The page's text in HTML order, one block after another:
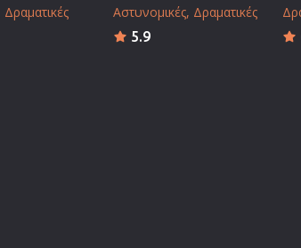
Δραματικές
Αστυνομικές Δραματικές
5.9